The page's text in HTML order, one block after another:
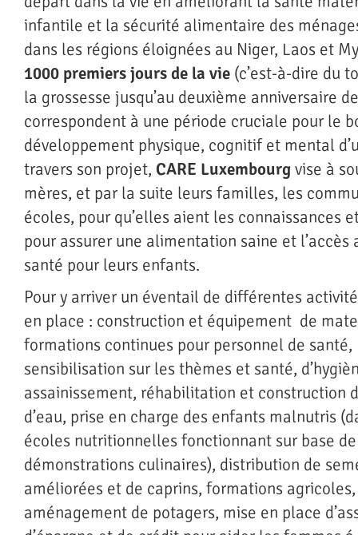
infantile et la sécurité alimentaire des
dans les régions éloignées au Niger, Laos et
1000 premiers jours de la vie (c’est-à-dire du
la grossesse jusqu’au deuxième anniversaire
correspondent à une période cruciale pour le
développement physique, cognitif et mental
travers son projet, CARE Luxembourgvise à
mères, et par la suite leurs familles, les
écoles, pour qu’elles aient les connaissances
pour assurer une alimentation saine et l’accès
santé pour leurs enfants.
Pour y arriver un éventail de différentes
en place : construction et équipement de
formations continues pour personnel de santé,
sensibilisation sur les thèmes et santé,
assainissement, réhabilitation et construction
d’eau, prise en charge des enfants malnutris
écoles nutritionnelles fonctionnant sur base de
démonstrations culinaires), distribution de
améliorées et de caprins, formations agricoles,
aménagement de potagers, mise en place